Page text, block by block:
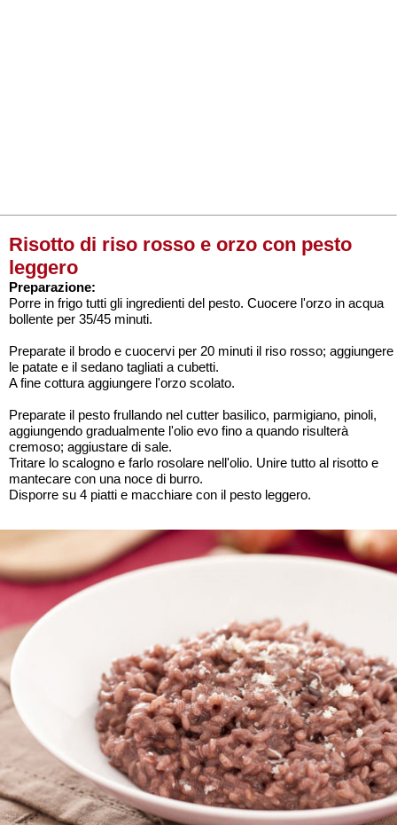
Risotto di riso rosso e orzo con pesto
leggero
Preparazione:
Porre in frigo tutti gli ingredienti del pesto. Cuocere l'orzo in acqua
bollente per 35/45 minuti.
Preparate il brodo e cuocervi per 20 minuti il riso rosso; aggiungere
le patate e il sedano tagliati a cubetti.
A fine cottura aggiungere l'orzo scolato.
Preparate il pesto frullando nel cutter basilico, parmigiano, pinoli,
aggiungendo gradualmente l'olio evo fino a quando risulterà
cremoso; aggiustare di sale.
Tritare lo scalogno e farlo rosolare nell'olio. Unire tutto al risotto e
mantecare con una noce di burro.
Disporre su 4 piatti e macchiare con il pesto leggero.